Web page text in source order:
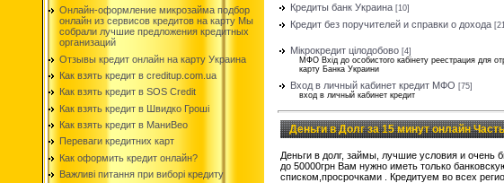
Онлайн-оформление микрозайма подбор
онлайн из сервисов кредитов на карту Мы
собрали лучшие предложения кредитных
организаций
Отзывы кредит онлайн на карту Украина
Как взять кредит в creditup.com.ua
Как взять кредит в SOS Credit
Как взять кредит в Швидко Гроші
Как взять кредит в МаниВео
Переваги кредитних карт
Как оформить кредит онлайн?
Важливі питання при виборі кредиту
Кредиты банк Украина [10]
Кредит без поручителей и справки о дохода
Мікрокредит цілодобово [4]
МФО Вхід до особистого кабінету реестрация для
карту Банка Украини
Вход в личный кабинет кредит МФО [75]
вход в личный кабинет кредит
Деньги в Долг за 15 минут онлайн
Деньги в долг, займы, лучшие условия и
до 50000грн Вам нужно иметь только
списком,просрочками . Кредитуем во всех